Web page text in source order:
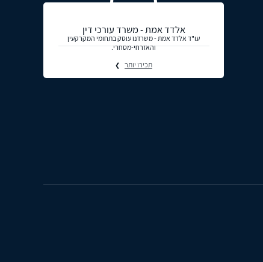
אלדד אמת - משרד עורכי דין
עו"ד אלדד אמת - משרדנו עוסק בתחומי המקרקעין
והאזרחי-מסחרי.
תכירו יותר